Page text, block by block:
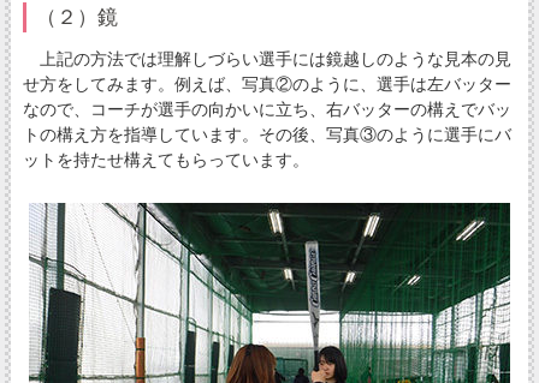
（２）鏡
上記の方法では理解しづらい選手には鏡越しのような見本の見
せ方をしてみます。例えば、写真②のように、選手は左バッター
なので、コーチが選手の向かいに立ち、右バッターの構えでバッ
トの構え方を指導しています。その後、写真③のように選手にバ
ットを持たせ構えてもらっています。